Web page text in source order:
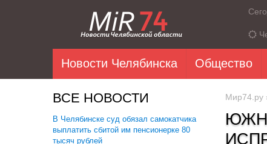
Новости Челябинска Общество
ВСЕ НОВОСТИ
В Челябинске суд обязал самокатчика
выплатить сбитой им пенсионерке 80
тысяч рублей
Мир74.ру